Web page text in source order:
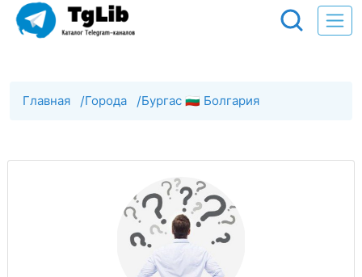
Главная /Города /Бургас 🇧🇬 Болгария